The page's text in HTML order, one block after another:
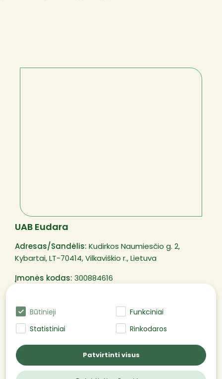
UAB Eudara
Adresas/Sandėlis: Kudirkos Naumiesčio g. 2,
Kybartai, LT-70414, Vilkaviškio r., Lietuva
Įmonės kodas: 300884616
@EUDARA Visos teisės saugomos
2026
Būtinieji
Funkciniai
Statistiniai
Rinkodaros
Patvirtinti visus